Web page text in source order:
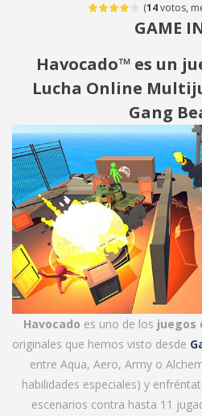
(14votos,
GAME
Havocado™ es un
Lucha Online
Gang
Havocado es uno de los juegos
originales que hemos visto desde
entre Aqua, Aero, Army o
habilidades especiales) y
escenarios contra hasta 11